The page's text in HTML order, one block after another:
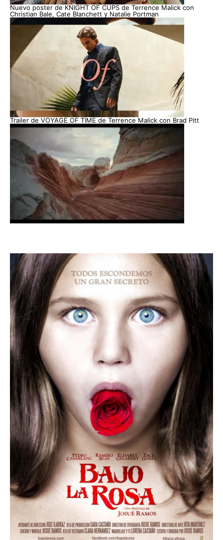
Nuevo poster de KNIGHT OF CUPS de Terrence Malick con
Christian Bale, Cate Blanchett y Natalie Portman
Trailer de VOYAGE OF TIME de Terrence Malick con Brad Pitt